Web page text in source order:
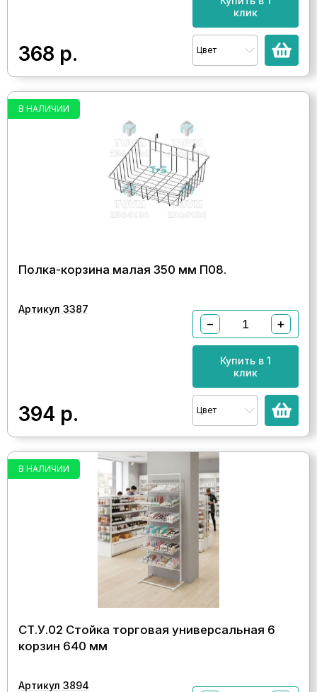
368 р.
клик
Цвет
В НАЛИЧИИ
Полка-корзина малая 350 мм П08.
Артикул 3387
394 р.
− +
Купить в 1
клик
Цвет
В НАЛИЧИИ
СТ.У.02 Стойка торговая универсальная 6
корзин 640 мм
Артикул 3894